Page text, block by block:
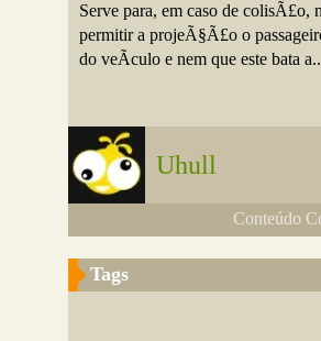
Serve para, em caso de colisÃ£o,
permitir a projeÃ§Ã£o o
do veÃ­culo e nem que este bata
Uhull
Conteúdo
Tags